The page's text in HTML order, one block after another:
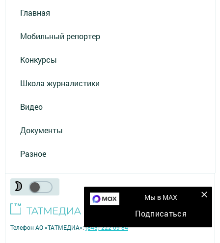
Главная
Мобильный репортер
Конкурсы
Школа журналистики
Видео
Документы
Разное
Мы в MAX
Подписаться
Телефон АО «ТАТМЕДИА»:(843) 222 09 84